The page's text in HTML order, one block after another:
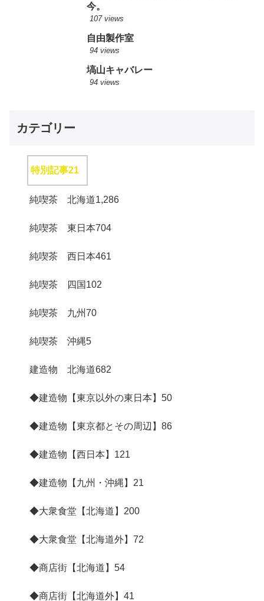
今。
107 views
自由製作室
94 views
塙山キャバレー
94 views
カテゴリー
特別記事21
純喫茶 北海道1,286
純喫茶 東日本704
純喫茶 西日本461
純喫茶 四国 102
純喫茶 九州70
純喫茶 沖縄5
建造物 北海道682
◆建造物【東京以外の東日本】 50
◆建造物【東京都とその周辺】 86
◆建造物【西日本】 121
◆建造物【九州・沖縄】 21
◆大衆食堂【北海道】 200
◆大衆食堂【北海道外】 72
◆商店街【北海道】 54
◆商店街【北海道外】 41